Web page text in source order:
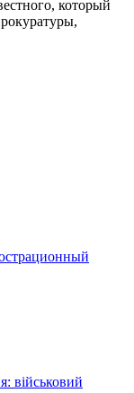
который